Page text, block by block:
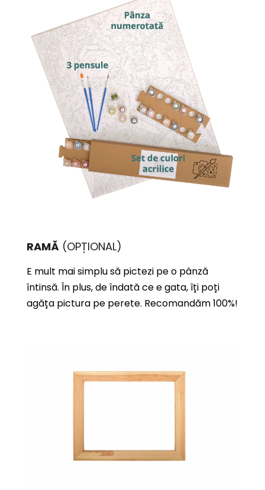
RAMĂ (OPȚIONAL)
E mult mai simplu să pictezi pe o pânză
întinsă. În plus, de îndată ce e gata, îți poți
agăța pictura pe perete. Recomandăm 100%!